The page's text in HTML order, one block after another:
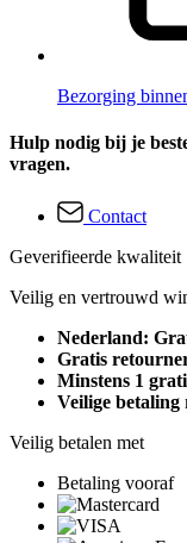
Bezorging
Hulp nodig bij je
vragen.
Contact
Geverifieerde kwaliteit
Veilig en vertrouwd
Nederland:
Gratis
Minstens 1
Veilige betaling
Veilig betalen met
Betaling vooraf